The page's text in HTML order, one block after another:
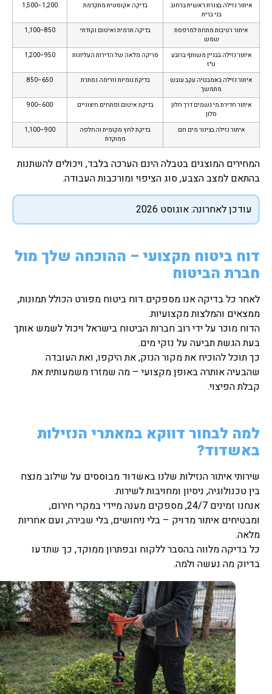
איתור נזילה בצנרת ראשית ברחוב
בני ברית
בדיקה אקוסטית מתקדמת 1,200–1,500
איתור רטיבות מתחת למרפסת
שמש
בדיקה תרמית ואיטום נקודתי
איתור נזילה בבניין משותף ברובע
סריקה מלאה של הדירות העליונות
איתור נזילה באמבטיה עקב עובש
מתמשך
בדיקת גומיות וזרימה נסתרת
איתור חדירת מי גשמים דרך חלון
בדיקת איטום ופתחים חיצוניים
איתור נזילה בצינור מים חם
בדיקת לחץ מקומית והחלפה
ממוקדת
המחירים המוצגים בטבלה הינם הערכה בלבד, ויכולים להשתנות
בהתאם למצב הצבע, סוג הציפוי ומורכבות העבודה.
עודכן לאחרונה: אוגוסט 2026
דוח ביטוח מקצועי – ההוכחה שלך מול
חברת הביטוח
לאחר כל בדיקה אנו מספקים דוח ביטוח מפורט הכולל תמונות,
ממצאים והמלצות מקצועיות.
הדוח מוכר על ידי רוב חברות הביטוח בישראל ויכול לשמש אותך
בעת הגשת תביעה על נזקי מים.
כך תוכל להוכיח את מקור הנזק, את היקפו, ואת העובדה
שהבעיה אותרה באופן מקצועי – מה שמזרז משמעותית את
קבלת הפיצוי.
למה לבחור דווקא במאתרי הנזילות
באשדוד?
שירותי איתור הנזילות שלנו באשדוד מבוססים על שילוב מנצח
בין טכנולוגיה, ניסיון ומחויבות לשירות.
אנחנו זמינים 24/7, מספקים מענה מיידי במקרי חירום,
ומבטיחים איתור מדויק – בלי ניחושים, בלי שבירה, ועם אחריות
מלאה.
כל בדיקה מלווה בהסבר ללקוח ובפתרון ממוקד, כך שתדעו
בדיוק מה נעשה ולמה.